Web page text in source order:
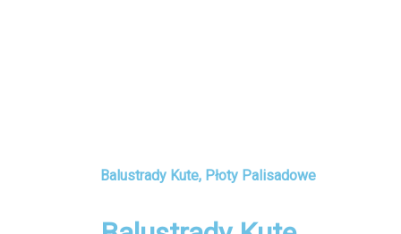
Balustrady Kute, Płoty Palisadowe